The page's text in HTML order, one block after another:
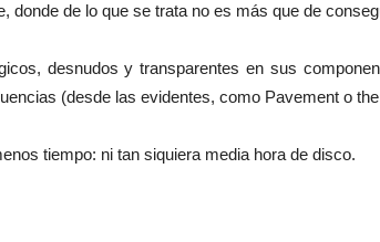
donde de lo que se trata no es más que de
desnudos y transparentes en sus
(desde las evidentes, como Pavement o
tiempo: ni tan siquiera media hora de disco.